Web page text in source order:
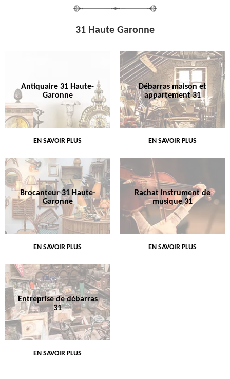
31 Haute Garonne
Antiquaire 31 Haute-
Garonne
EN SAVOIR PLUS
Débarras maison et
appartement 31
EN SAVOIR PLUS
Brocanteur 31 Haute-
Garonne
EN SAVOIR PLUS
Rachat instrument de
musique 31
EN SAVOIR PLUS
Entreprise de débarras
31
EN SAVOIR PLUS